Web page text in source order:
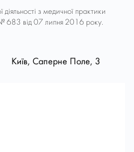
з медичної практики
683 від 07 липня 2016 року.
Київ, Саперне Поле, 3